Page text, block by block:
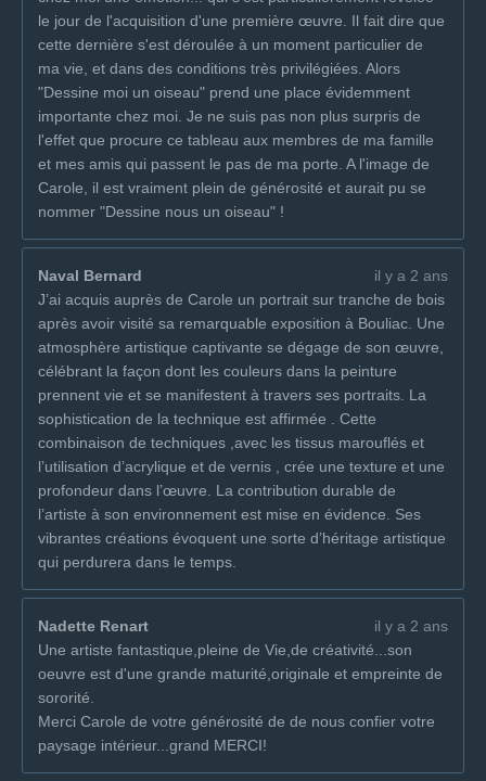
le jour de l'acquisition d'une première œuvre. Il fait dire que
cette dernière s'est déroulée à un moment particulier de
ma vie, et dans des conditions très privilégiées. Alors
"Dessine moi un oiseau" prend une place évidemment
importante chez moi. Je ne suis pas non plus surpris de
l'effet que procure ce tableau aux membres de ma famille
et mes amis qui passent le pas de ma porte. A l'image de
Carole, il est vraiment plein de générosité et aurait pu se
nommer "Dessine nous un oiseau" !
Naval Bernard
il y a 2 ans
J’ai acquis auprès de Carole un portrait sur tranche de bois
après avoir visité sa remarquable exposition à Bouliac. Une
atmosphère artistique captivante se dégage de son œuvre,
célébrant la façon dont les couleurs dans la peinture
prennent vie et se manifestent à travers ses portraits. La
sophistication de la technique est affirmée . Cette
combinaison de techniques ,avec les tissus marouflés et
l’utilisation d’acrylique et de vernis , crée une texture et une
profondeur dans l’œuvre. La contribution durable de
l’artiste à son environnement est mise en évidence. Ses
vibrantes créations évoquent une sorte d’héritage artistique
qui perdurera dans le temps.
Nadette Renart
il y a 2 ans
Une artiste fantastique,pleine de Vie,de créativité...son
oeuvre est d'une grande maturité,originale et empreinte de
sororité.
Merci Carole de votre générosité de de nous confier votre
paysage intérieur...grand MERCI!